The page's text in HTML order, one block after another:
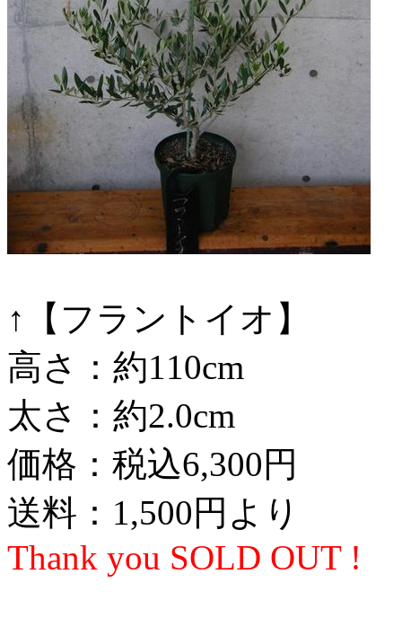
↑【フラントイオ】
高さ：約110cm
太さ：約2.0cm
価格：税込6,300円
送料：1,500円より
Thank you SOLD OUT !